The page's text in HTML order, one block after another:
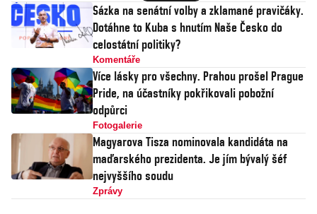
Sázka na senátní volby a zklamané pravičáky.
Dotáhne to Kuba s hnutím Naše Česko do
celostátní politiky?
Komentáře
Více lásky pro všechny. Prahou prošel Prague
Pride, na účastníky pokřikovali pobožní
odpůrci
Fotogalerie
Magyarova Tisza nominovala kandidáta na
maďarského prezidenta. Je jím bývalý šéf
nejvyššího soudu
Zprávy